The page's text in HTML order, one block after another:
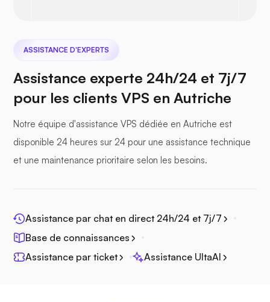
Photoprisme
ASSISTANCE D'EXPERTS
Assistance experte 24h/24 et 7j/7
pour les clients VPS en Autriche
Notre équipe d'assistance VPS dédiée en Autriche est
disponible 24 heures sur 24 pour une assistance technique
et une maintenance prioritaire selon les besoins.
Assistance par chat en direct 24h/24 et 7j/7
Base de connaissances
Assistance par ticket
Assistance UltaAI